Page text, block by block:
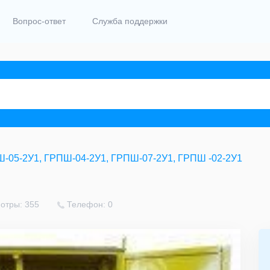
Вопрос-ответ Служба поддержки
05-2У1, ГРПШ-04-2У1, ГРПШ-07-2У1, ГРПШ -02-2У1
355 Телефон: 0